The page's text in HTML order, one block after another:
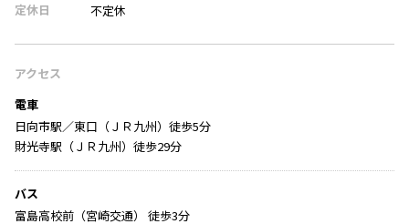
定休日 不定休
アクセス
電車
日向市駅／東口（ＪＲ九州）徒歩5分
財光寺駅（ＪＲ九州）徒歩29分
バス
富島高校前（宮崎交通） 徒歩3分